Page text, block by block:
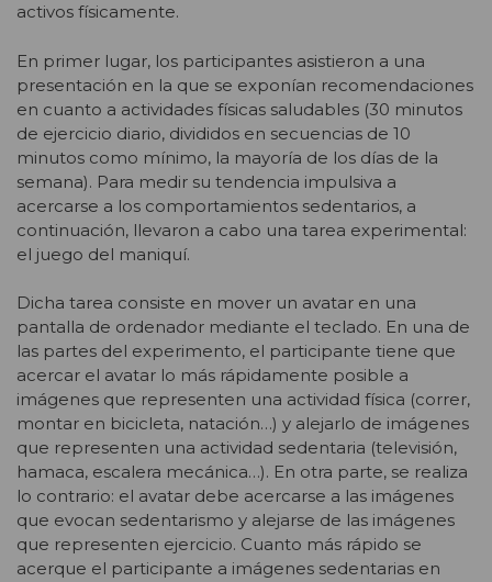
activos físicamente.
En primer lugar, los participantes asistieron a una
presentación en la que se exponían recomendaciones
en cuanto a actividades físicas saludables (30 minutos
de ejercicio diario, divididos en secuencias de 10
minutos como mínimo, la mayoría de los días de la
semana). Para medir su tendencia impulsiva a
acercarse a los comportamientos sedentarios, a
continuación, llevaron a cabo una tarea experimental:
el juego del maniquí.
Dicha tarea consiste en mover un avatar en una
pantalla de ordenador mediante el teclado. En una de
las partes del experimento, el participante tiene que
acercar el avatar lo más rápidamente posible a
imágenes que representen una actividad física (correr,
montar en bicicleta, natación…) y alejarlo de imágenes
que representen una actividad sedentaria (televisión,
hamaca, escalera mecánica…). En otra parte, se realiza
lo contrario: el avatar debe acercarse a las imágenes
que evocan sedentarismo y alejarse de las imágenes
que representen ejercicio. Cuanto más rápido se
acerque el participante a imágenes sedentarias en